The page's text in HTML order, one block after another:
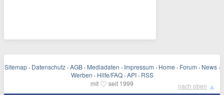
Sitemap · Datenschutz · AGB · Mediadaten · Impressum · Home · Forum · News ·
Werben · Hilfe/FAQ · API · RSS
mit ♡ seit 1999 nach oben ▲